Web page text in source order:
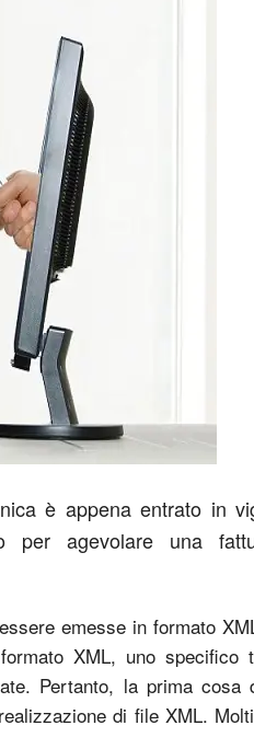
è appena entrato in
per agevolare una
emesse in formato
XML, uno specifico
Pertanto, la prima
di file XML.